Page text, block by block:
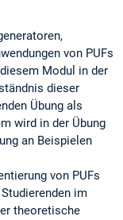
von PUFs
Modul in der
dieser
Übung als
wird in der Übung
an Beispielen
von PUFs
im
theoretische